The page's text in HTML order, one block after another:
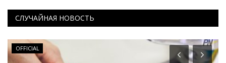
СЛУЧАЙНАЯ НОВОСТЬ
OFFICIAL